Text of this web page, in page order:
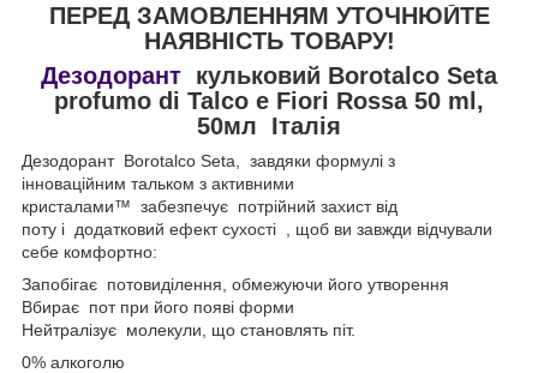
ПЕРЕД ЗАМОВЛЕННЯМ УТОЧНЮЙТЕ
НАЯВНІСТЬ ТОВАРУ!
Дезодорант кульковий Borotalco Seta
profumo di Talco e Fiori Rossa 50 ml,
50мл Італія
Дезодорант Borotalco Seta, завдяки формулі з
інноваційним тальком з активними
кристалами™ забезпечує потрійний захист від
поту і додатковий ефект сухості , щоб ви завжди відчували
себе комфортно:
Запобігає потовиділення, обмежуючи його утворення
Вбирає пот при його появі форми
Нейтралізує молекули, що становлять піт.
0% алкоголю